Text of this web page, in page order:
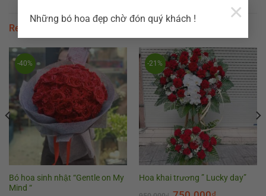
Những bó hoa đẹp chờ đón quý khách ! ×
Related products
-40%
Bó hoa sinh nhật “Gentle on My
Mind “
-21%
Hoa khai trương ” Lucky day”